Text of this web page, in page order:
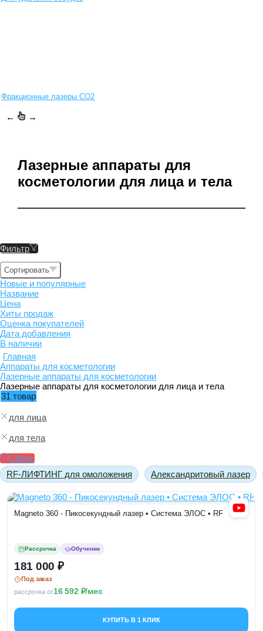
Фракционные лазеры СО2
← →
Лазерные аппараты для
косметологии для лица и тела
Фильтр
Сортировать
Новые и популярные
Название
Цена
Хиты продаж
Оценка покупателей
Дата добавления
В наличии
Главная
Аппараты для косметологии
Лазерные аппараты для косметологии
Лазерные аппараты для косметологии для лица и тела
31 товар
для лица
для тела
Сброс
RF-ЛИФТИНГ для омоложения
Александритовый лазер
Magneto 360 - Пикосекундный лазер • Система ЭЛОС • RF
Рассрочка Обучение
181 000
Под заказ
рассрочка от16 592 /мес
КУПИТЬ В 1 КЛИК